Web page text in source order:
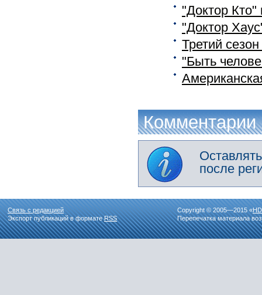
"Доктор Кто"
"Доктор
Третий
"Быть
Комментарии
после
Связь с редакцией
Экспорт публикаций в форматеRSS
Copyright © 2005—2015 «
Перепечатка материала